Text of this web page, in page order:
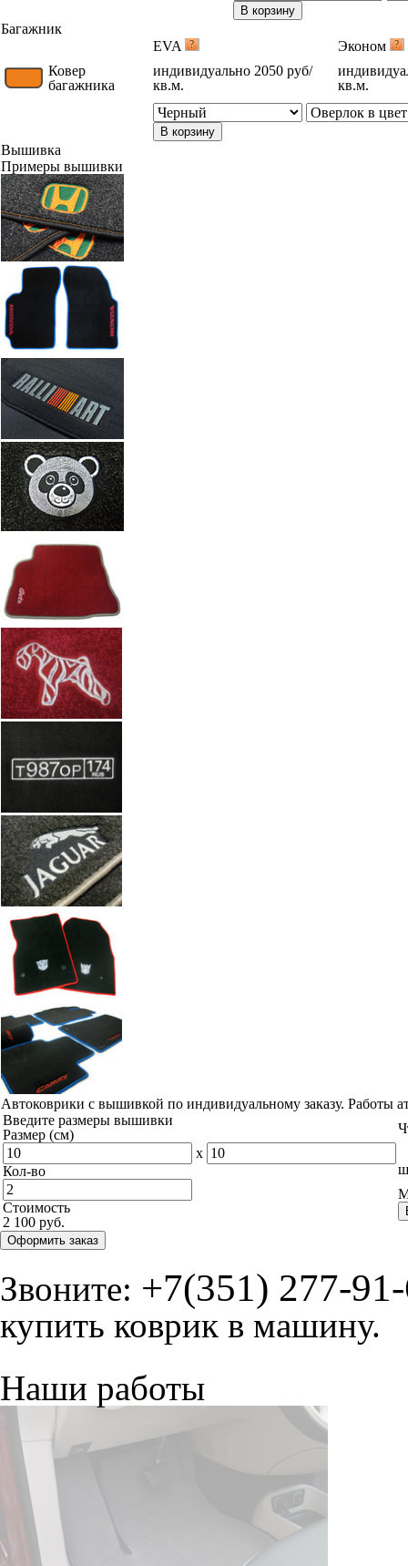
Автоковрики с вышивкой по индивидуальному заказу. Работы
Введите размеры вышивки
Размер (см)
Кол-во
Стоимость
2 100 руб.
Звоните:
купить коврик в машину.
Наши работы
© ателье «Автоковрики
корпус 1.
На нашем сайте в целях
работоспособности
персональных данных,
браузером. Это,
и т.д. Если Вы
согласие на обработку
Положении по
+7 (351) 277 91 67